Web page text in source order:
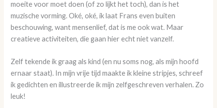
moeite voor moet doen (of zo lijkt het toch), dan is het
muzische vorming. Oké, oké, ik laat Frans even buiten
beschouwing, want mensenlief, dat is me ook wat. Maar
creatieve activiteiten, die gaan hier echt niet vanzelf.
Zelf tekende ik graag als kind (en nu soms nog, als mijn hoofd
ernaar staat). In mijn vrije tijd maakte ik kleine stripjes, schreef
ik gedichten en illustreerde ik mijn zelfgeschreven verhalen. Zo
leuk!